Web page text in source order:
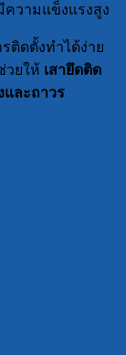
ความแข็งแรงสูง
รติดตั้งทำได้ง่าย
วยให้ เสายึดติด
ละถาวร